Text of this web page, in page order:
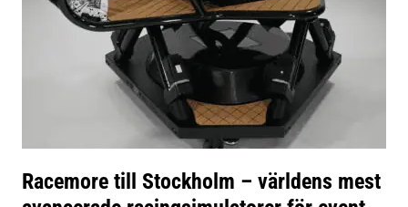
Racemore till Stockholm – världens mest